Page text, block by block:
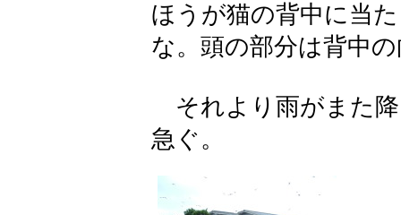
ほうが猫の背中に当
な。頭の部分は背中
それより雨がまた
急ぐ。